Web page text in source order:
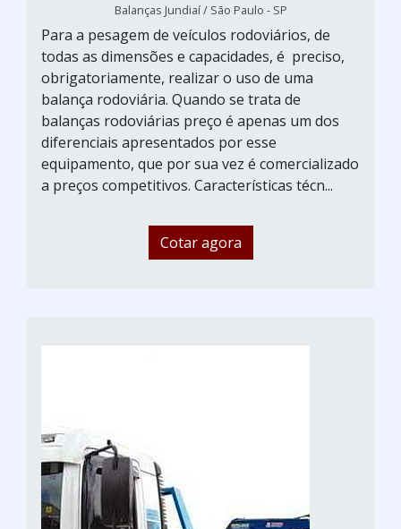
Balanças Jundiaí / São Paulo - SP
Para a pesagem de veículos rodoviários, de
todas as dimensões e capacidades, é preciso,
obrigatoriamente, realizar o uso de uma
balança rodoviária. Quando se trata de
balanças rodoviárias preço é apenas um dos
diferenciais apresentados por esse
equipamento, que por sua vez é comercializado
a preços competitivos. Características técn...
Cotar agora